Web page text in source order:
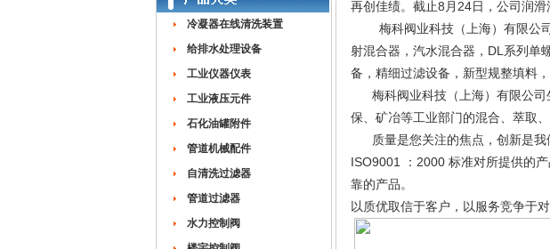
冷凝器在线清洗装置
给排水处理设备
工业仪器仪表
工业液压元件
石化油罐附件
管道机械配件
自清洗过滤器
管道过滤器
水力控制阀
再创佳绩。截止8月24日，公司润
梅科阀业科技（上海）有限公司
射混合器，汽水混合器，DL系列单
备，精细过滤设备，新型规整填料
梅科阀业科技（上海）有限公司
保、矿冶等工业部门的混合、萃取
质量是您关注的焦点，创新是我
ISO9001 ：2000 标准对所提供的
靠的产品。
以质优取信于客户，以服务竞争于